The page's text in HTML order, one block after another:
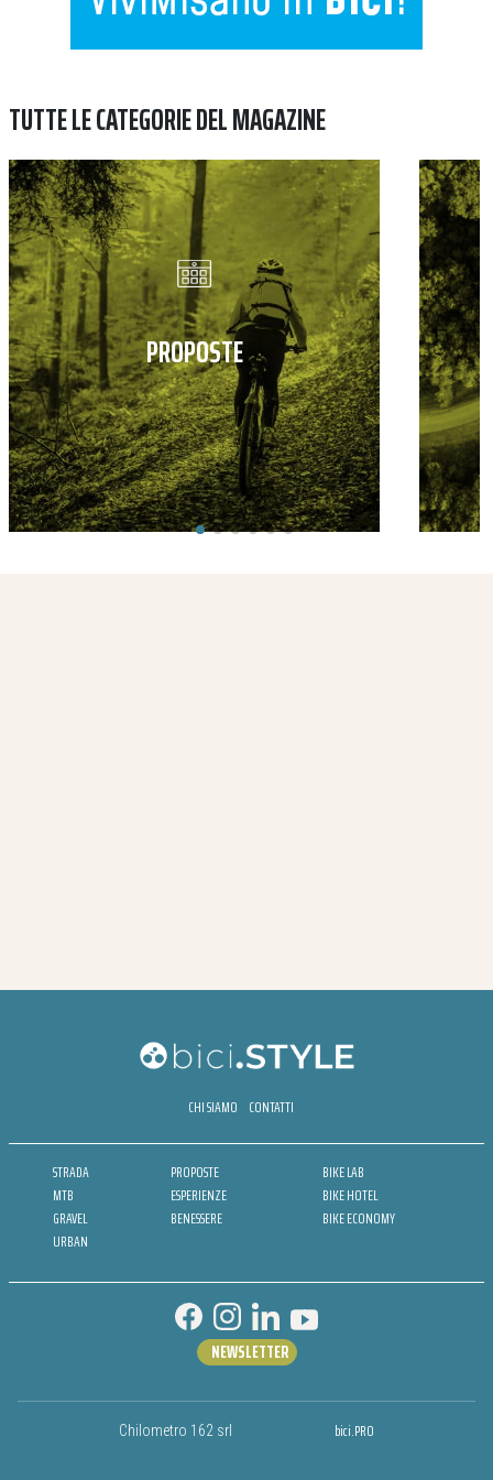
TUTTE LE CATEGORIE DEL MAGAZINE
PROPOSTE
CHI SIAMO CONTATTI
STRADA
MTB
GRAVEL
URBAN
PROPOSTE
ESPERIENZE
BENESSERE
BIKE LAB
BIKE HOTEL
BIKE ECONOMY
Chilometro 162 srl bici.PRO
NEWSLETTER